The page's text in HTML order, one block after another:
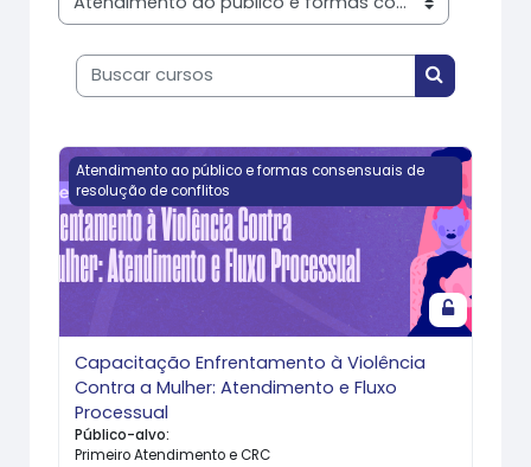
Categorias de Cursos
Buscar cursos
Buscar
Imagem do curso Capacitação Enfrentamento à
Atendimento ao público e formas consensuais de
resolução de conflitos
Capacitação Enfrentamento à Violência
Contra a Mulher: Atendimento e Fluxo
Processual
Público-alvo:
Primeiro Atendimento e CRC